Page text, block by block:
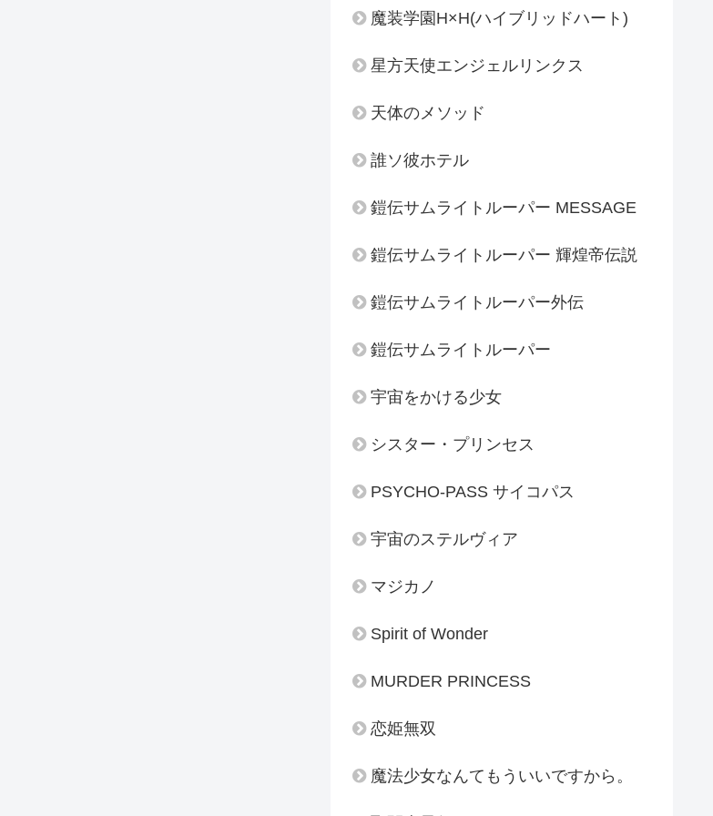
魔装学園H×H(ハイブリッドハート)
星方天使エンジェルリンクス
天体のメソッド
誰ソ彼ホテル
鎧伝サムライトルーパー MESSAGE
鎧伝サムライトルーパー 輝煌帝伝説
鎧伝サムライトルーパー外伝
鎧伝サムライトルーパー
宇宙をかける少女
シスター・プリンセス
PSYCHO-PASS サイコパス
宇宙のステルヴィア
マジカノ
Spirit of Wonder
MURDER PRINCESS
恋姫無双
魔法少女なんてもういいですから。